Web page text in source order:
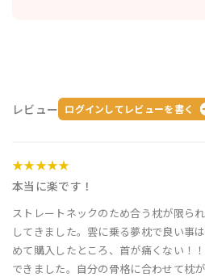
レビュー ログインしてレビューを書く
本当に楽です！
★★★★★
ストレートネックのため合う枕が限ら
してきました。雲に乗る夢枕で良い事
めて購入したところ、首が痛くない！
できました。自分の骨格に合わせて枕